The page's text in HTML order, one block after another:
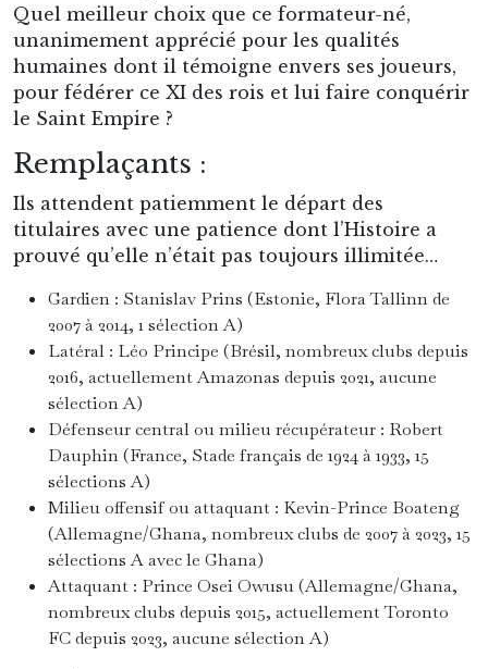
Quel meilleur choix que ce formateur-né,
unanimement apprécié pour les qualités
humaines dont il témoigne envers ses joueurs,
pour fédérer ce XI des rois et lui faire conquérir
le Saint Empire ?
Remplaçants :
Ils attendent patiemment le départ des
titulaires avec une patience dont l’Histoire a
prouvé qu’elle n’était pas toujours illimitée…
Gardien : Stanislav Prins (Estonie, Flora Tallinn de
2007 à 2014, 1 sélection A)
Latéral : Léo Principe (Brésil, nombreux clubs depuis
2016, actuellement Amazonas depuis 2021, aucune
sélection A)
Défenseur central ou milieu récupérateur : Robert
Dauphin (France, Stade français de 1924 à 1933, 15
sélections A)
Milieu offensif ou attaquant : Kevin-Prince Boateng
(Allemagne/Ghana, nombreux clubs de 2007 à 2023, 15
sélections A avec le Ghana)
Attaquant : Prince Osei Owusu (Allemagne/Ghana,
nombreux clubs depuis 2015, actuellement Toronto
FC depuis 2023, aucune sélection A)